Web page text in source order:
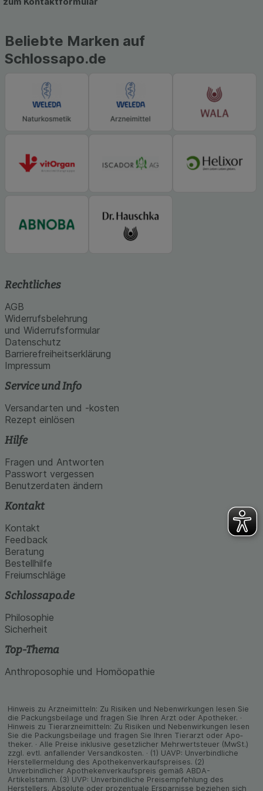
auch auf Ihre Bedürfnisse zugeschrittene Inhalte
Informationen über die Art und Weise der Nutzung
unsere Website weiter für Sie optimieren können,
den Inhalt auf unserer Website aber auch die
Werbung auf Drittseiten möglichst relevant für Sie
zu gestalten. Bitte beachten Sie, dass Daten
Beliebte Marken auf
Schlossapo.de
Rechtliches
AGB
Widerrufsbelehrung
und Widerrufsformular
Datenschutz
Barrierefreiheitserklärung
Impressum
Service und Info
Versandarten und -kosten
Rezept einlösen
Hilfe
Fragen und Antworten
Passwort vergessen
Benutzerdaten ändern
Kontakt
Kontakt
Feedback
Beratung
Bestellhilfe
Freiumschläge
Schlossapo.de
Philosophie
Sicherheit
Top-Thema
Anthroposophie und Homöopathie
Hinweis zu Arzneimitteln: Zu Risiken und Neben­wirkungen lesen Sie
die Packungs­beilage und fragen Sie Ihren Arzt oder Apo­theker. ·
Hinweis zu Tier­arz­nei­mitteln: Zu Risiken und Neben­wirkungen lesen
Sie die Packungs­beilage und fragen Sie Ihren Tier­arzt oder Apo­
theker. · Alle Preise inklusive gesetz­licher Mehrwertsteuer (MwSt.)
zzgl. evtl. anfallender Versand­kosten. · (1) UAVP: Unverbindliche
Herstellermeldung des Apothekenverkaufspreises. (2)
Unverbindlicher Apothekenverkaufspreis gemäß ABDA-
Artikelstamm. (3) UVP: Unverbindliche Preisempfehlung des
Herstellers. Absolute oder prozentuale Ersparnisse beziehen sich